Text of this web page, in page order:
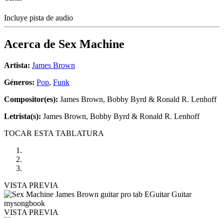
Incluye pista de audio
Acerca de Sex Machine
Artista: James Brown
Géneros: Pop, Funk
Compositor(es): James Brown, Bobby Byrd & Ronald R. Lenhoff
Letrista(s): James Brown, Bobby Byrd & Ronald R. Lenhoff
TOCAR ESTA TABLATURA
VISTA PREVIA
VISTA PREVIA